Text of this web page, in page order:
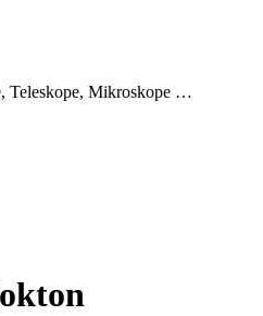
Teleskope, Mikroskope …